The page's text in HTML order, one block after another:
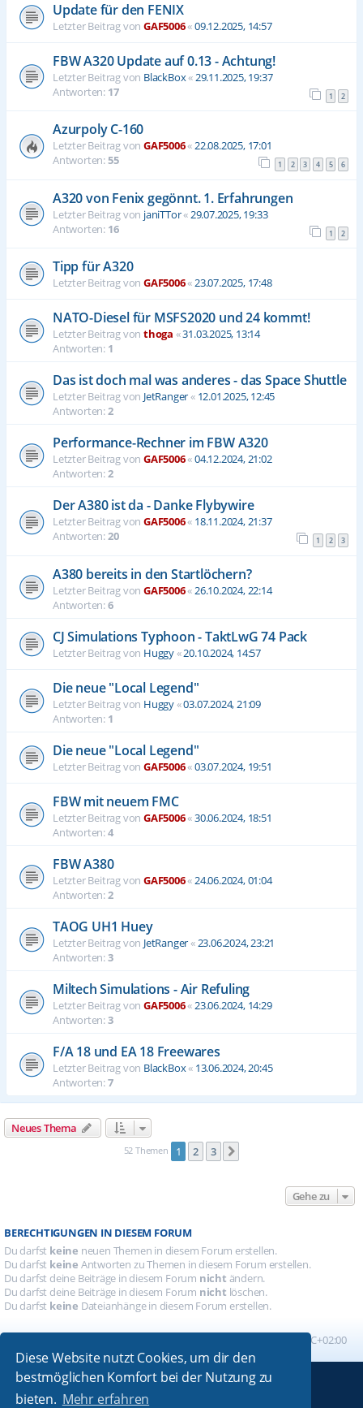
Diese Website nutzt Cookies, um dir den
bestmöglichen Komfort bei der Nutzung zu
bieten. Mehr erfahren
Update für den FENIX
Letzter Beitrag von GAF5006«09.12.2025, 14:57
FBW A320 Update auf 0.13 - Achtung!
Letzter Beitrag von BlackBox«29.11.2025, 19:37
Antworten: 17 1 2
Azurpoly C-160
Letzter Beitrag von GAF5006«22.08.2025, 17:01
Antworten:55 1 2 3 4 5 6
A320 von Fenix gegönnt. 1. Erfahrungen
Letzter Beitrag von janiTTor«29.07.2025, 19:33
Antworten: 16 1 2
Tipp für A320
Letzter Beitrag von GAF5006«23.07.2025, 17:48
NATO-Diesel für MSFS2020 und 24 kommt!
Letzter Beitrag von thoga «31.03.2025, 13:14
Antworten: 1
Das ist doch mal was anderes - das Space Shuttle
Letzter Beitrag von JetRanger« 12.01.2025, 12:45
Antworten:2
Performance-Rechner im FBW A320
Letzter Beitrag von GAF5006«04.12.2024, 21:02
Antworten:2
Der A380 ist da - Danke Flybywire
Letzter Beitrag von GAF5006« 18.11.2024, 21:37
Antworten:20 1 2 3
A380 bereits in den Startlöchern?
Letzter Beitrag von GAF5006«26.10.2024, 22:14
Antworten:6
CJ Simulations Typhoon - TaktLwG 74 Pack
Letzter Beitrag von Huggy«20.10.2024, 14:57
Die neue "Local Legend"
Letzter Beitrag von Huggy«03.07.2024, 21:09
Antworten: 1
Die neue "Local Legend"
Letzter Beitrag von GAF5006«03.07.2024, 19:51
FBW mit neuem FMC
Letzter Beitrag von GAF5006«30.06.2024, 18:51
Antworten:4
FBW A380
Letzter Beitrag von GAF5006«24.06.2024, 01:04
Antworten:2
TAOG UH1 Huey
Letzter Beitrag von JetRanger«23.06.2024, 23:21
Antworten:3
Miltech Simulations - Air Refuling
Letzter Beitrag von GAF5006«23.06.2024, 14:29
Antworten:3
F/A 18 und EA 18 Freewares
Letzter Beitrag von BlackBox« 13.06.2024, 20:45
Antworten:7
Neues Thema
52 Themen 1 2 3
Gehe zu
BERECHTIGUNGEN IN DIESEM FORUM
Du darfst keine neuen Themen in diesem Forum erstellen.
Du darfst keine Antworten zu Themen in diesem Forum erstellen.
Du darfst deine Beiträge in diesem Forum nicht ändern.
Du darfst deine Beiträge in diesem Forum nicht löschen.
Du darfst keine Dateianhänge in diesem Forum erstellen.
UTC+02:00
Powered byphpBB